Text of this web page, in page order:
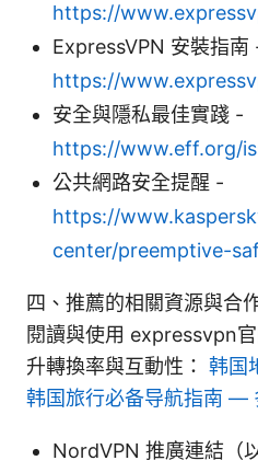
https://
ExpressVPN 安裝指南
https://
安全與隱私最佳實踐 -
https://www.eff.org/
公共網路安全提醒 -
https://
center/preemptive-
四、推薦的相關資源與合
閱讀與使用 expressvpn
升轉換率與互動性： 韩国
韩国旅行必备导航指南 —
NordVPN 推廣連結（